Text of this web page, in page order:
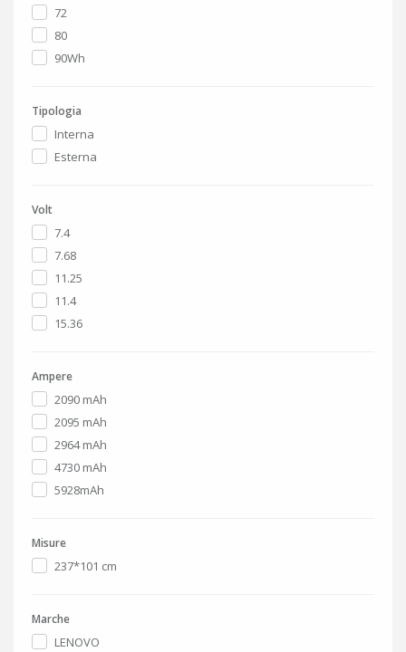
72
80
90Wh
Tipologia
Interna
Esterna
Volt
7.4
7.68
11.25
11.4
15.36
Ampere
2090 mAh
2095 mAh
2964 mAh
4730 mAh
5928mAh
Misure
237*101 cm
Marche
LENOVO